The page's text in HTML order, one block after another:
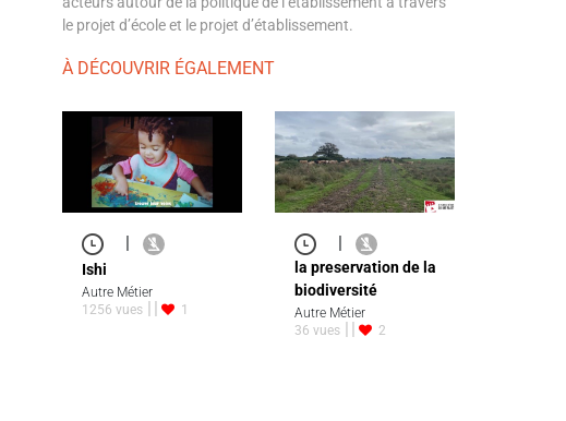
le projet d’école et le projet d’établissement.
À DÉCOUVRIR ÉGALEMENT
Ishi
Autre Métier
1256 vues
1
la preservation de la
biodiversité
Autre Métier
36 vues
2